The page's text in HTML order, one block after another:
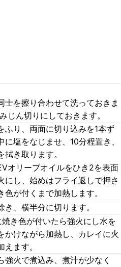
士を擦り合わせて洗っておきま
じん切りにしておきます。
ふり、両面に切り込みを1本ず
塩をなじませ、10分程置き、
き取ります。
オリーブオイルをひき2を表面
にし、始めはフライ返しで押さ
が付くまで加熱します。
、横半分に切ります。
き色が付いたら強火にし水を
かけながら加熱し、カレイに火
ます。
火で煮込み、煮汁が少なく